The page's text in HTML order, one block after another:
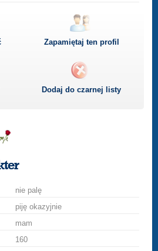
Zapamiętaj ten profil
Dodaj do czarnej listy
nie palę
piję okazyjnie
mam
160